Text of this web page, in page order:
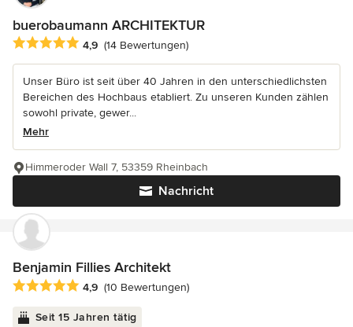
buerobaumann ARCHITEKTUR
Durchschnittliche Bewertung: 4.9 von 5 Sternen
4,9 (14 Bewertungen)
Unser Büro ist seit über 40 Jahren in den unterschiedlichsten
Bereichen des Hochbaus etabliert. Zu unseren Kunden zählen
sowohl private, gewer...
Mehr
Nachricht
Himmeroder Wall 7, 53359 Rheinbach
Benjamin Fillies Architekt
Durchschnittliche Bewertung: 4.9 von 5 Sternen
4,9 (10 Bewertungen)
Seit 15 Jahren tätig